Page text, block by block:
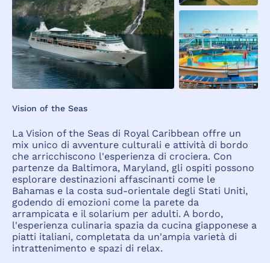
Vision of the Seas
La Vision of the Seas di Royal Caribbean offre un
mix unico di avventure culturali e attività di bordo
che arricchiscono l'esperienza di crociera. Con
partenze da Baltimora, Maryland, gli ospiti possono
esplorare destinazioni affascinanti come le
Bahamas e la costa sud-orientale degli Stati Uniti,
godendo di emozioni come la parete da
arrampicata e il solarium per adulti. A bordo,
l'esperienza culinaria spazia da cucina giapponese a
piatti italiani, completata da un'ampia varietà di
intrattenimento e spazi di relax.